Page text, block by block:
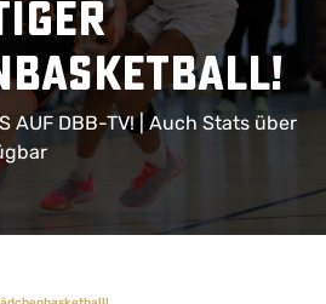
AUF DBB-TV! | Auch Stats über